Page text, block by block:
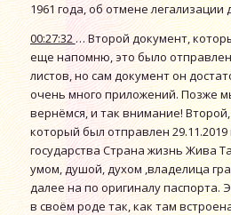
1961 года, об отмене легализации
00:27:32… Второй документ,
еще напомню, это было
листов, но сам документ он
очень много приложений. Позже
вернёмся, и так внимание!
который был отправлен
государства Страна жизнь Жива
умом, душой, духом ,владелица
далее на по оригиналу паспорта.
в своём роде так, как там